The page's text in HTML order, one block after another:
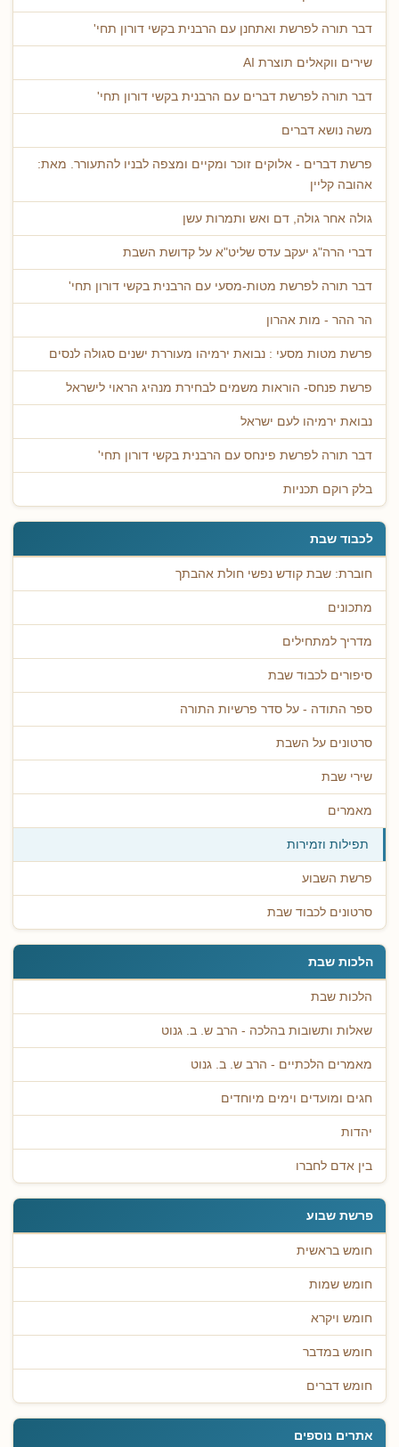
דבר תורה לפרשת ואתחנן עם הרבנית בקשי דורון תחי'
שירים ווקאלים תוצרת AI
דבר תורה לפרשת דברים עם הרבנית בקשי דורון תחי'
משה נושא דברים
פרשת דברים - אלוקים זוכר ומקיים ומצפה לבניו להתעורר. מאת:
אהובה קליין
גולה אחר גולה, דם ואש ותמרות עשן
דברי הרה"ג יעקב עדס שליט"א על קדושת השבת
דבר תורה לפרשת מטות-מסעי עם הרבנית בקשי דורון תחי'
הר ההר - מות אהרון
פרשת מטות מסעי : נבואת ירמיהו מעוררת ישנים סגולה לנסים
פרשת פנחס- הוראות משמים לבחירת מנהיג הראוי לישראל
נבואת ירמיהו לעם ישראל
דבר תורה לפרשת פינחס עם הרבנית בקשי דורון תחי'
בלק רוקם תכניות
לכבוד שבת
חוברת: שבת קודש נפשי חולת אהבתך
מתכונים
מדריך למתחילים
סיפורים לכבוד שבת
ספר התודה - על סדר פרשיות התורה
סרטונים על השבת
שירי שבת
מאמרים
תפילות וזמירות
פרשת השבוע
סרטונים לכבוד שבת
הלכות שבת
הלכות שבת
שאלות ותשובות בהלכה - הרב ש. ב. גנוט
מאמרים הלכתיים - הרב ש. ב. גנוט
חגים ומועדים וימים מיוחדים
יהדות
בין אדם לחברו
פרשת שבוע
חומש בראשית
חומש שמות
חומש ויקרא
חומש במדבר
חומש דברים
אתרים נוספים